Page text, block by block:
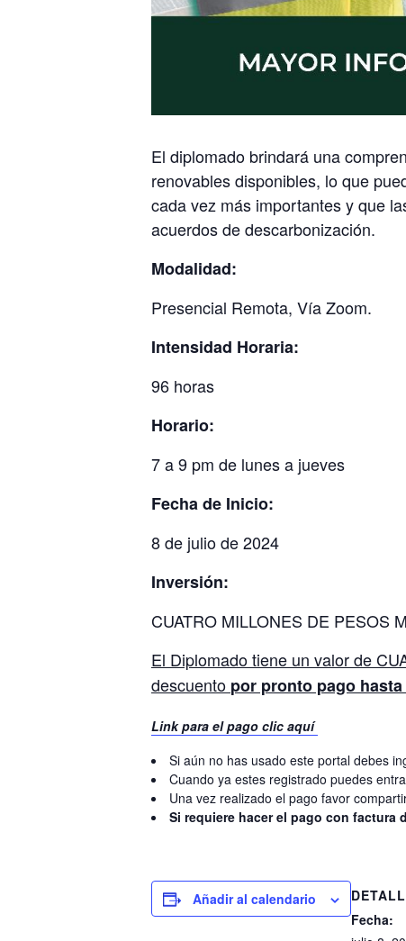
El diplomado brindará una
renovables disponibles, lo que
cada vez más importantes y que
acuerdos de descarbonización.
Modalidad:
Presencial Remota, Vía Zoom.
Intensidad Horaria:
96 horas
Horario:
7 a 9 pm de lunes a jueves
Fecha de Inicio:
8 de julio de 2024
Inversión:
CUATRO MILLONES DE PESOS
El Diplomado tiene un valor de
descuento por pronto pago
Link para el pago clic aquí
Si aún no has usado este portal debes
Cuando ya estes registrado puedes
Una vez realizado el pago favor
Si requiere hacer el pago con factura
Añadir al calendario
Fecha: